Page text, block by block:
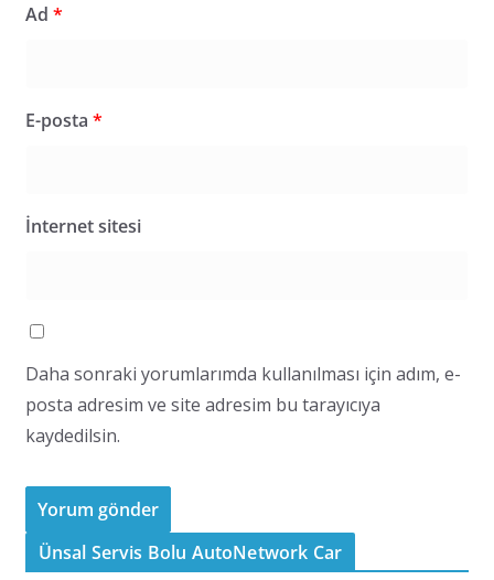
Ad *
E-posta *
İnternet sitesi
Daha sonraki yorumlarımda kullanılması için adım, e-
posta adresim ve site adresim bu tarayıcıya
kaydedilsin.
Ünsal Servis Bolu AutoNetwork Car